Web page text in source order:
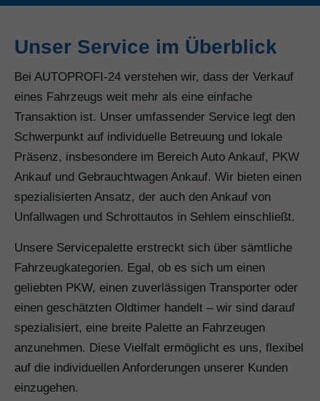
Unser Service im Überblick
Bei AUTOPROFI-24 verstehen wir, dass der Verkauf
eines Fahrzeugs weit mehr als eine einfache
Transaktion ist. Unser umfassender Service legt den
Schwerpunkt auf individuelle Betreuung und lokale
Präsenz, insbesondere im Bereich Auto Ankauf, PKW
Ankauf und Gebrauchtwagen Ankauf. Wir bieten einen
spezialisierten Ansatz, der auch den Ankauf von
Unfallwagen und Schrottautos in Sehlem einschließt.
Unsere Servicepalette erstreckt sich über sämtliche
Fahrzeugkategorien. Egal, ob es sich um einen
geliebten PKW, einen zuverlässigen Transporter oder
einen geschätzten Oldtimer handelt – wir sind darauf
spezialisiert, eine breite Palette an Fahrzeugen
anzunehmen. Diese Vielfalt ermöglicht es uns, flexibel
auf die individuellen Anforderungen unserer Kunden
einzugehen.